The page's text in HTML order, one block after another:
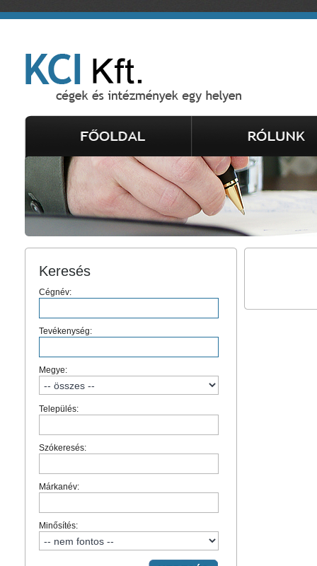
Keresés
Cégnév:
Tevékenység:
Megye:
Település:
Szókeresés:
Márkanév:
Minősítés: